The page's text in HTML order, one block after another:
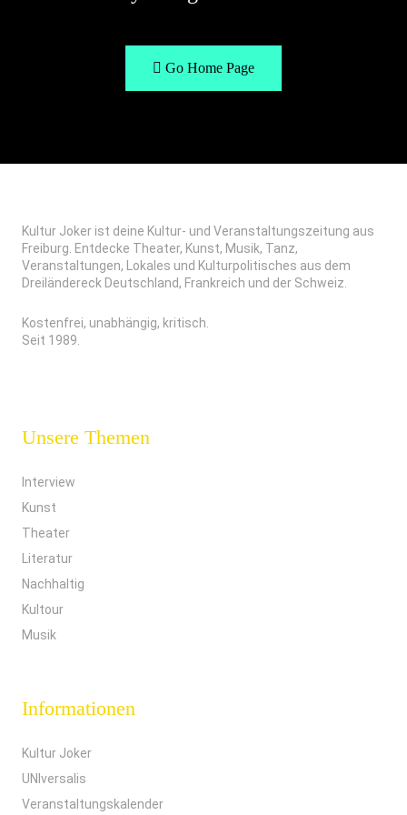
Go Home Page
Kultur Joker ist deine Kultur- und Veranstaltungszeitung aus
Freiburg. Entdecke Theater, Kunst, Musik, Tanz,
Veranstaltungen, Lokales und Kulturpolitisches aus dem
Dreiländereck Deutschland, Frankreich und der Schweiz.
Kostenfrei, unabhängig, kritisch.
Seit 1989.
Unsere Themen
Interview
Kunst
Theater
Literatur
Nachhaltig
Kultour
Musik
Informationen
Kultur Joker
UNIversalis
Veranstaltungskalender